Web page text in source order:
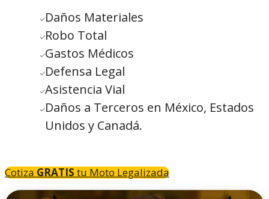
Daños Materiales
Robo Total
Gastos Médicos
Defensa Legal
Asistencia Vial
Daños a Terceros en México, Estados
Unidos y Canadá.
Cotiza GRATIS tu Moto Legalizada